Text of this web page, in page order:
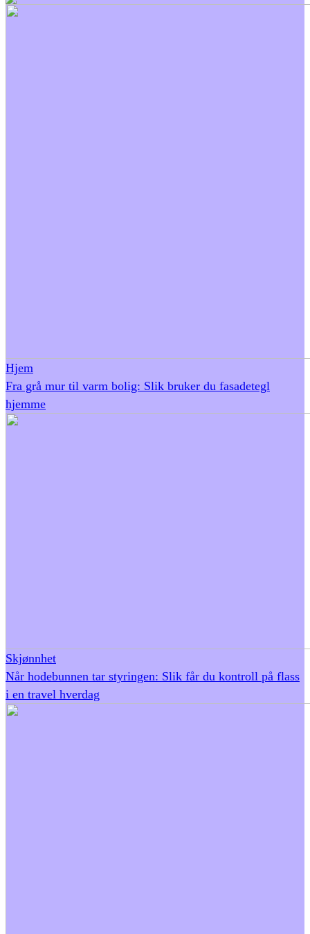
Hjem
Fra grå mur til varm bolig: Slik bruker du fasadetegl
hjemme
Skjønnhet
Når hodebunnen tar styringen: Slik får du kontroll på flass
i en travel hverdag